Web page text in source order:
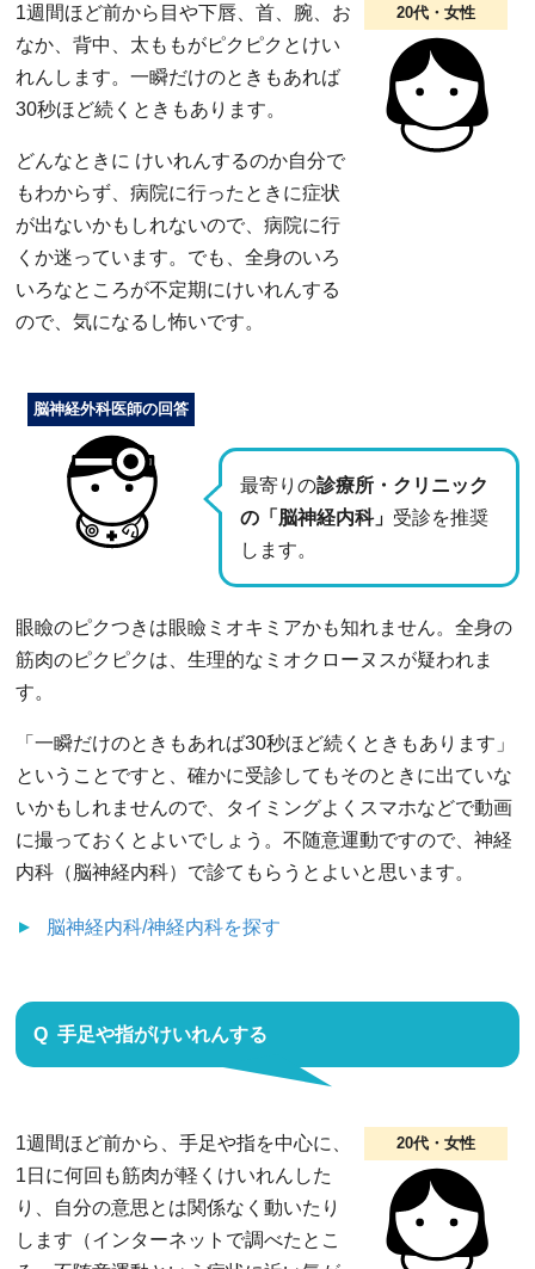
20代・女性
1週間ほど前から目や下唇、首、腕、お
なか、背中、太ももがピクピクとけい
れんします。一瞬だけのときもあれば
30秒ほど続くときもあります。
どんなときに けいれんするのか自分で
もわからず、病院に行ったときに症状
が出ないかもしれないので、病院に行
くか迷っています。でも、全身のいろ
いろなところが不定期にけいれんする
ので、気になるし怖いです。
最寄りの診療所・クリニック
の「脳神経内科」 受診を推奨
します。
脳神経外科医師の回答
眼瞼のピクつきは眼瞼ミオキミアかも知れません。全身の
筋肉のピクピクは、生理的なミオクローヌスが疑われま
す。
「一瞬だけのときもあれば30秒ほど続くときもあります」
ということですと、確かに受診してもそのときに出ていな
いかもしれませんので、タイミングよくスマホなどで動画
に撮っておくとよいでしょう。不随意運動ですので、神経
内科（脳神経内科）で診てもらうとよいと思います。
脳神経内科/神経内科を探す
手足や指がけいれんする
20代・女性
1週間ほど前から、手足や指を中心に、
1日に何回も筋肉が軽くけいれんした
り、自分の意思とは関係なく動いたり
します（インターネットで調べたとこ